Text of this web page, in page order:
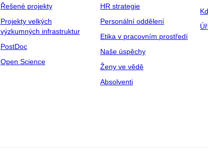
Řešené projekty
Projekty velkých
výzkumných infrastruktur
PostDoc
Open Science
HR strategie
Personální oddělení
Etika v pracovním prostředí
Naše úspěchy
Ženy ve vědě
Absolventi